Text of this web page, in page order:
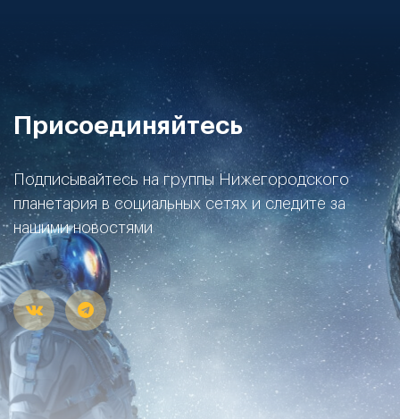
Присоединяйтесь
Подписывайтесь на группы Нижегородского
планетария в социальных сетях и следите за
нашими новостями